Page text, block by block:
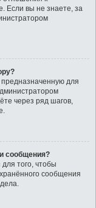
Если вы не знаете, за
для
через ряд шагов,
сообщения?
того, чтобы
сообщения